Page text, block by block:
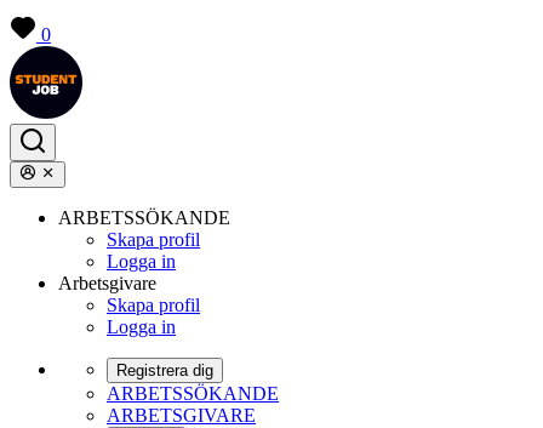
0
ARBETSSÖKANDE
Skapa profil
Logga in
Arbetsgivare
Skapa profil
Logga in
Registrera dig
ARBETSSÖKANDE
ARBETSGIVARE